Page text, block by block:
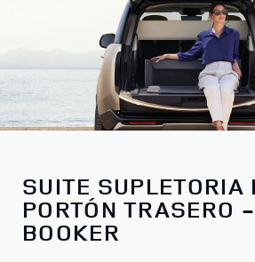
SUITE SUPLETORIA
PORTÓN TRASERO
BOOKER